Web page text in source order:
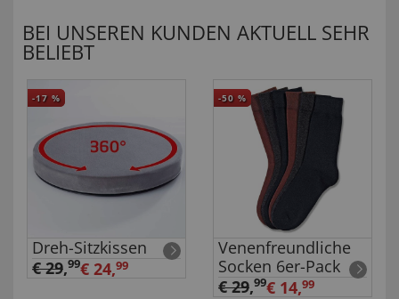
BEI UNSEREN KUNDEN AKTUELL SEHR
BELIEBT
-17 %
Dreh-Sitzkissen
€ 29,99€ 24,99
-50 %
Venenfreundliche
Socken 6er-Pack
€ 29,99€ 14,99